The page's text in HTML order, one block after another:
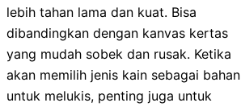
lebih tahan lama dan kuat. Bisa
dibandingkan dengan kanvas kertas
yang mudah sobek dan rusak. Ketika
akan memilih jenis kain sebagai bahan
untuk melukis, penting juga untuk